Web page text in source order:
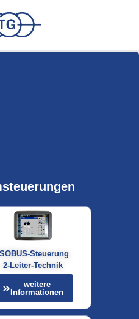
ISOBUS-Steuerung
2-Leiter-Technik
weitere
Informationen